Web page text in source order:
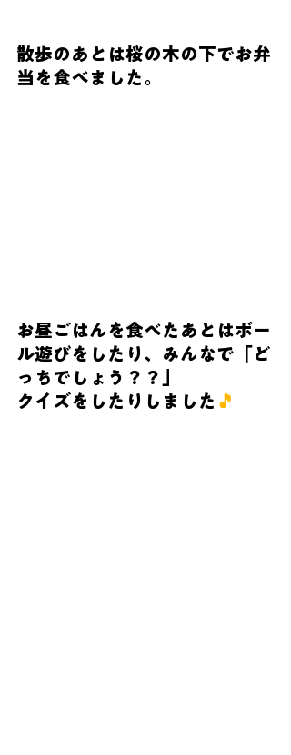
散歩のあとは桜の木の下でお弁
当を食べました。
お昼ごはんを食べたあとはボー
ル遊びをしたり、みんなで「ど
っちでしょう？？」
クイズをしたりしました 🎵